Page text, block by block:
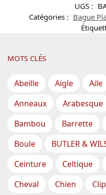
UGS :
Catégories : Bague
MOTS CLÉS
Abeille Aigle Aile
Anneaux
Arabesque
Bambou
Barrette
Boule
BUTLER &
Ceinture
Celtique
Cheval
Chien